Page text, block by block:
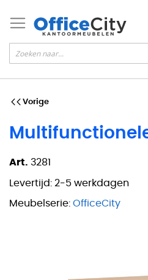
Art. 3281
Levertijd: 2-5 werkdagen
Meubelserie: OfficeCity
Vorige